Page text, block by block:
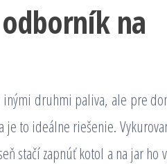
na
druhmi paliva, ale pre
je to ideálne riešenie.
stačí zapnúť kotol a na jar ho